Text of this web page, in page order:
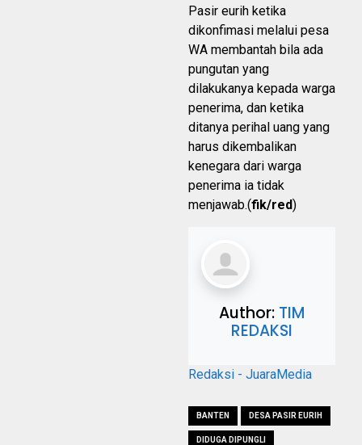
Pasir eurih ketika
dikonfimasi melalui pesa
WA membantah bila ada
pungutan yang
dilakukanya kepada warga
penerima, dan ketika
ditanya perihal uang yang
harus dikembalikan
kenegara dari warga
penerima ia tidak
menjawab.(fik/red)
Author: TIM
REDAKSI
Redaksi - JuaraMedia
BANTEN DESA PASIR EURIH
DIDUGA DIPUNGLI